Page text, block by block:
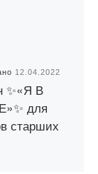
12.04.2022
✨«Я В
для
старших